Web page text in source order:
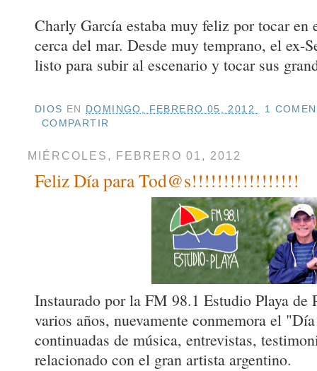
Charly García estaba muy feliz por tocar en
cerca del mar. Desde muy temprano, el ex-
listo para subir al escenario y tocar sus
DIOS EN DOMINGO, FEBRERO 05, 2012
1
COMPARTIR
MIÉRCOLES, FEBRERO 01, 2012
Feliz Día para Tod@s!!!!!!!!!!!!!!!!!
Instaurado por la FM 98.1 Estudio Playa de
varios años, nuevamente conmemora el
continuadas de música, entrevistas,
relacionado con el gran artista argentino.